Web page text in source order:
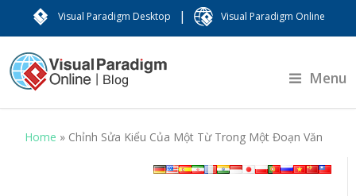
Visual Paradigm Desktop | Visual Paradigm Online
Menu
Home » Chỉnh Sửa Kiểu Của Một Từ Trong Một Đoạn Văn